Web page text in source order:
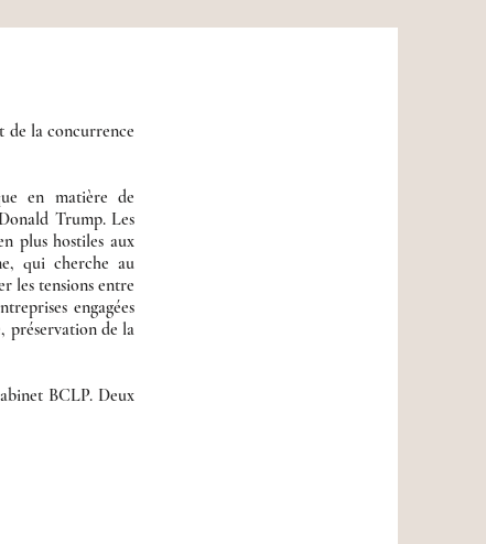
de la concurrence
en matière de
Trump. Les
plus hostiles aux
qui cherche au
les tensions entre
engagées
préservation de la
BCLP. Deux